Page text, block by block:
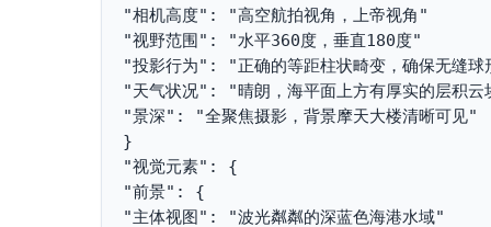
"相机高度": "高空航拍视角，上帝视角"
"视野范围": "水平360度，垂直180度"
"投影行为": "正确的等距柱状畸变，确保无缝球
"天气状况": "晴朗，海平面上方有厚实的层积云
"景深": "全聚焦摄影，背景摩天大楼清晰可见"
}
"视觉元素": {
"前景": {
"主体视图": "波光粼粼的深蓝色海港水域"